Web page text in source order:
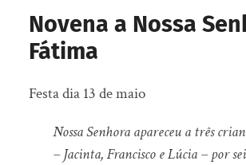
Novena a Nossa
Fátima
Festa dia 13 de maio
Nossa Senhora apareceu a três
– Jacinta, Francisco e Lúcia – por